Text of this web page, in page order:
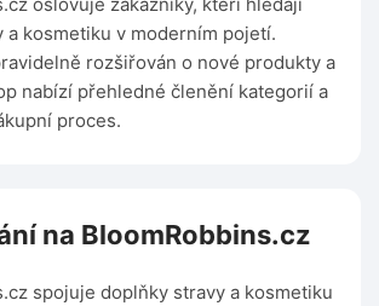
a kosmetiku v moderním pojetí.
rozšiřován o nové produkty a
nabízí přehledné členění kategorií a
proces.
na BloomRobbins.cz
spojuje doplňky stravy a kosmetiku